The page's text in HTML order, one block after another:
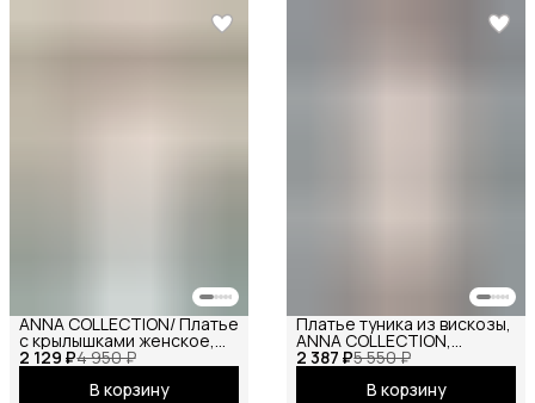
2 129 ₽4 950 ₽
ANNA COLLECTION/ Платье
с крылышками женское,
платье вечернее,
нарядное, атласное,
шёлковое, на праздник
В корзину
2 387 ₽5 550 ₽
Платье туника из вискозы,
ANNA COLLECTION,
вечернее праздничное
повседневное офисное
В корзину